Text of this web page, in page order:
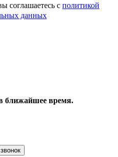
соглашаетесь с политикой
данных
ближайшее время.